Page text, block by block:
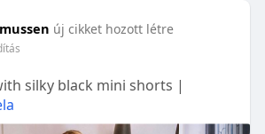
új cikket hozott létre
silky black mini shorts |